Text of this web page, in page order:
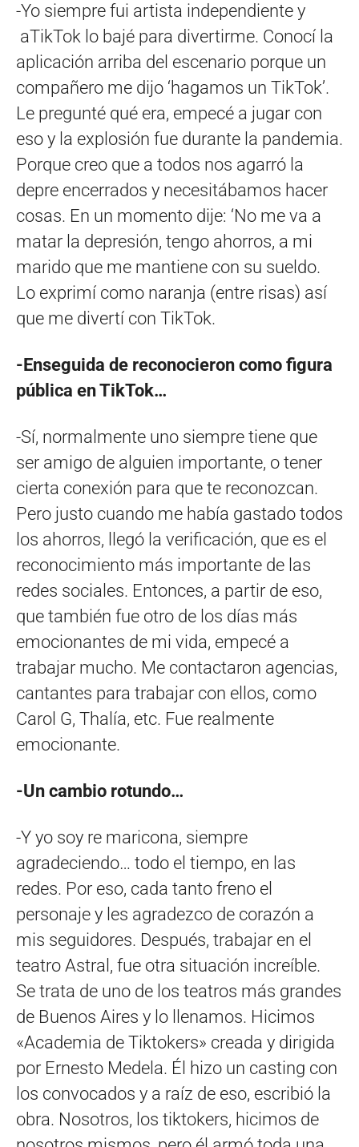
-Yo siempre fui artista independiente y
aTikTok lo bajé para divertirme. Conocí la
aplicación arriba del escenario porque un
compañero me dijo ‘hagamos un TikTok’.
Le pregunté qué era, empecé a jugar con
eso y la explosión fue durante la pandemia.
Porque creo que a todos nos agarró la
depre encerrados y necesitábamos hacer
cosas. En un momento dije: ‘No me va a
matar la depresión, tengo ahorros, a mi
marido que me mantiene con su sueldo.
Lo exprimí como naranja (entre risas) así
que me divertí con TikTok.
-Enseguida de reconocieron como figura
pública en TikTok…
-Sí, normalmente uno siempre tiene que
ser amigo de alguien importante, o tener
cierta conexión para que te reconozcan.
Pero justo cuando me había gastado todos
los ahorros, llegó la verificación, que es el
reconocimiento más importante de las
redes sociales. Entonces, a partir de eso,
que también fue otro de los días más
emocionantes de mi vida, empecé a
trabajar mucho. Me contactaron agencias,
cantantes para trabajar con ellos, como
Carol G, Thalía, etc. Fue realmente
emocionante.
-Un cambio rotundo…
-Y yo soy re maricona, siempre
agradeciendo… todo el tiempo, en las
redes. Por eso, cada tanto freno el
personaje y les agradezco de corazón a
mis seguidores. Después, trabajar en el
teatro Astral, fue otra situación increíble.
Se trata de uno de los teatros más grandes
de Buenos Aires y lo llenamos. Hicimos
«Academia de Tiktokers» creada y dirigida
por Ernesto Medela. Él hizo un casting con
los convocados y a raíz de eso, escribió la
obra. Nosotros, los tiktokers, hicimos de